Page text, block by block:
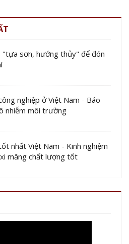
"tựa sơn, hướng thủy" để đón
nghiệp ở Việt Nam - Báo
nhiễm môi trường
nhất Việt Nam - Kinh nghiệm
măng chất lượng tốt